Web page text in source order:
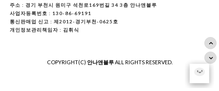
주소 : 경기 부천시 원미구 석천로169번길 34 3층 안나앤블루
사업자등록번호 : 130-86-69191
통신판매업 신고 : 제2012-경기부천-0625호
개인정보관리책임자 : 김휘식
COPYRIGHT(C) 안나앤블루ALL RIGHTS RESERVED.